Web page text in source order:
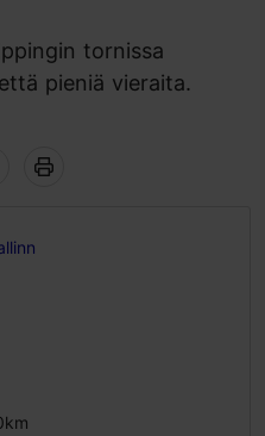
tornissa
pieniä vieraita.